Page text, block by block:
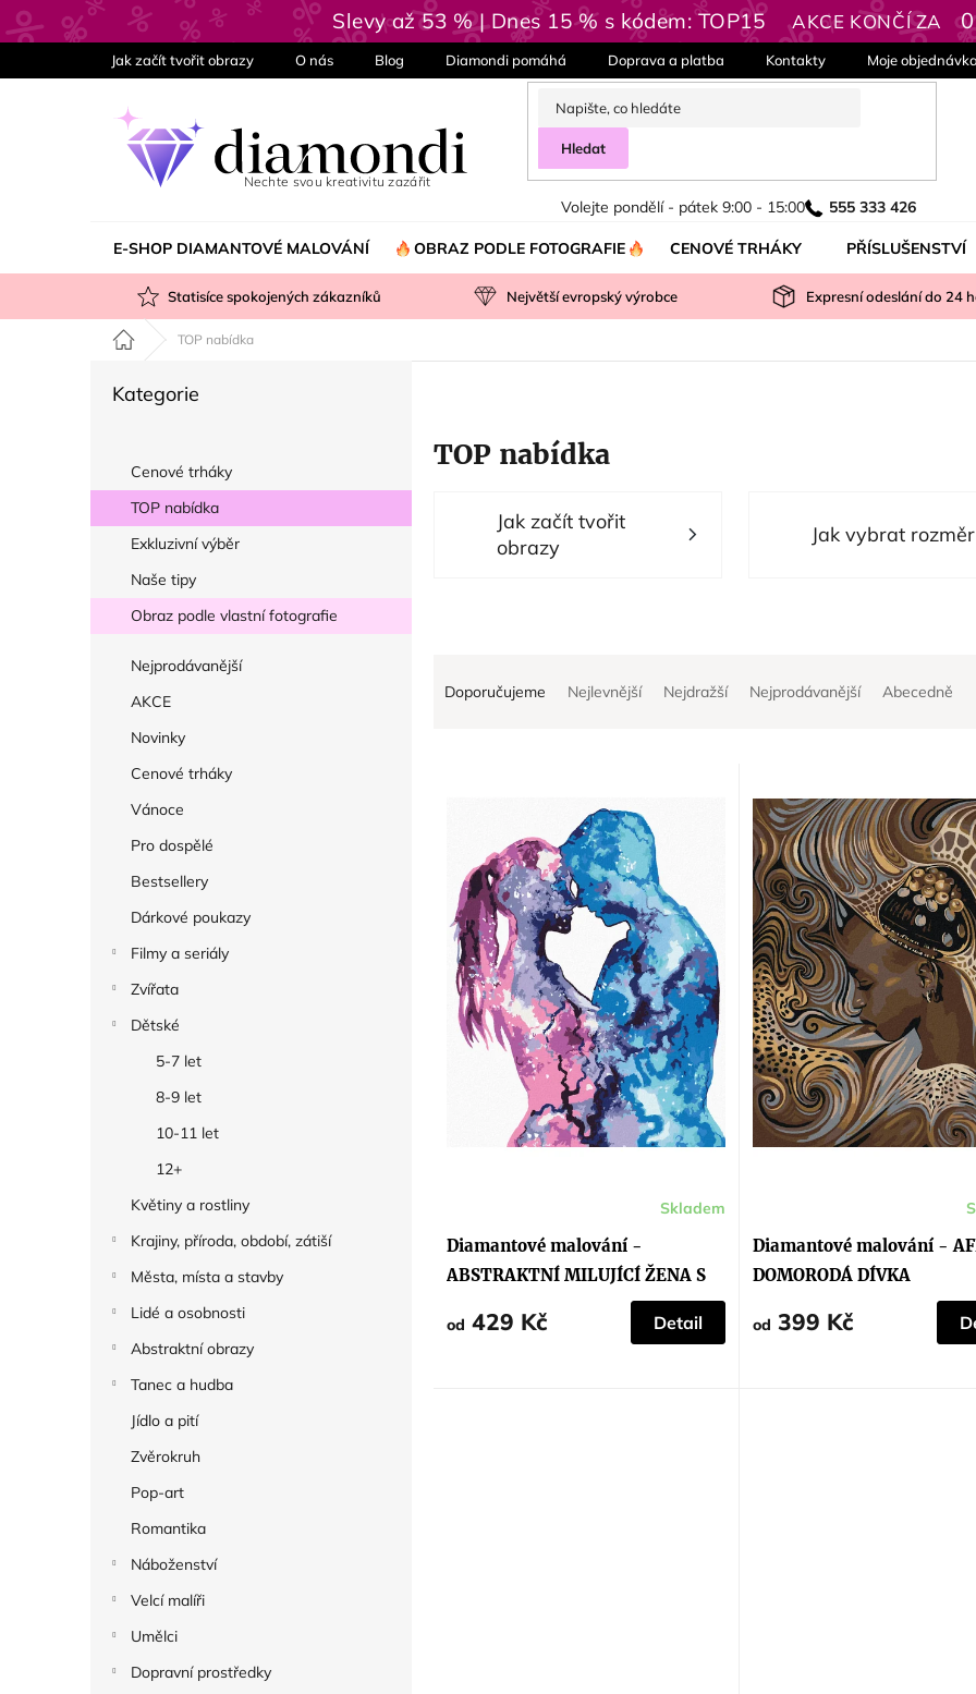
Přejít
na
Slevy až 53 % | Dnes 15 % s kódem: TOP15 AKCE KONČÍ ZA 0
Jak začít tvořit obrazy O nás Blog Diamondi pomáhá Doprava a platba Kontakty Moje
Hledat
Volejte pondělí - pátek 9:00 - 15:00 555 333 426
E-SHOP DIAMANTOVÉ MALOVÁNÍ OBRAZ PODLE FOTOGRAFIE CENOVÉ TRHÁKY PŘÍSLUŠENSTVÍ
Statisíce spokojených zákazníků Největší evropský výrobce Expresní odeslání do 24
Domů TOP nabídka
r
a
Přeskočit
Kategorie
Cenové trháky
TOP nabídka
Exkluzivní výběr
Naše tipy
Obraz podle vlastní fotografie
Nejprodávanější
AKCE
Novinky
Cenové trháky
Vánoce
Pro dospělé
Bestsellery
Dárkové poukazy
Filmy a seriály
Zvířata
Dětské
5-7 let
8-9 let
10-11 let
12+
Květiny a rostliny
Krajiny, příroda, období, zátiší
Města, místa a stavby
Lidé a osobnosti
Abstraktní obrazy
Tanec a hudba
Jídlo a pití
Zvěrokruh
Pop-art
Romantika
Náboženství
Velcí malíři
Umělci
Dopravní prostředky
TOP nabídka
Doporučujeme Nejlevnější Nejdražší Nejprodávanější Abecedně
Diamantové malování -
ABSTRAKTNÍ MILUJÍCÍ ŽENA S
Skladem
od 429 Kč Detail
Diamantové malování -
DOMORODÁ DÍVKA
produktu
je
5,0
z
hvězdiček.
od 399 Kč
Jak začít tvořit
obrazy
Jak vybrat rozměr